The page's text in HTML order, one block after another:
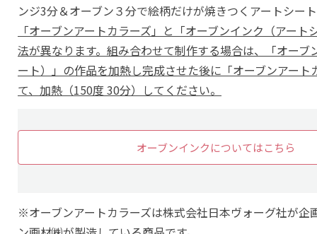
ンジ3分＆オーブン３分で絵柄だけが焼きつくアートシー
「オーブンアートカラーズ」と「オーブンインク（アート
法が異なります。組み合わせて制作する場合は、「オーブ
ート）」の作品を加熱し完成させた後に「オーブンアート
て、加熱（150度 30分）してください。
オーブンインクについてはこちら
※オーブンアートカラーズは株式会社日本ヴォーグ社が企